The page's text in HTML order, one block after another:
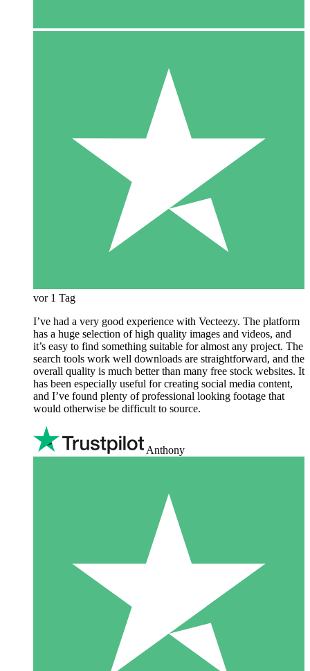
vor 1 Tag
I’ve had a very good experience with Vecteezy. The platform
has a huge selection of high quality images and videos, and
it’s easy to find something suitable for almost any project. The
search tools work well downloads are straightforward, and the
overall quality is much better than many free stock websites. It
has been especially useful for creating social media content,
and I’ve found plenty of professional looking footage that
would otherwise be difficult to source.
Anthony